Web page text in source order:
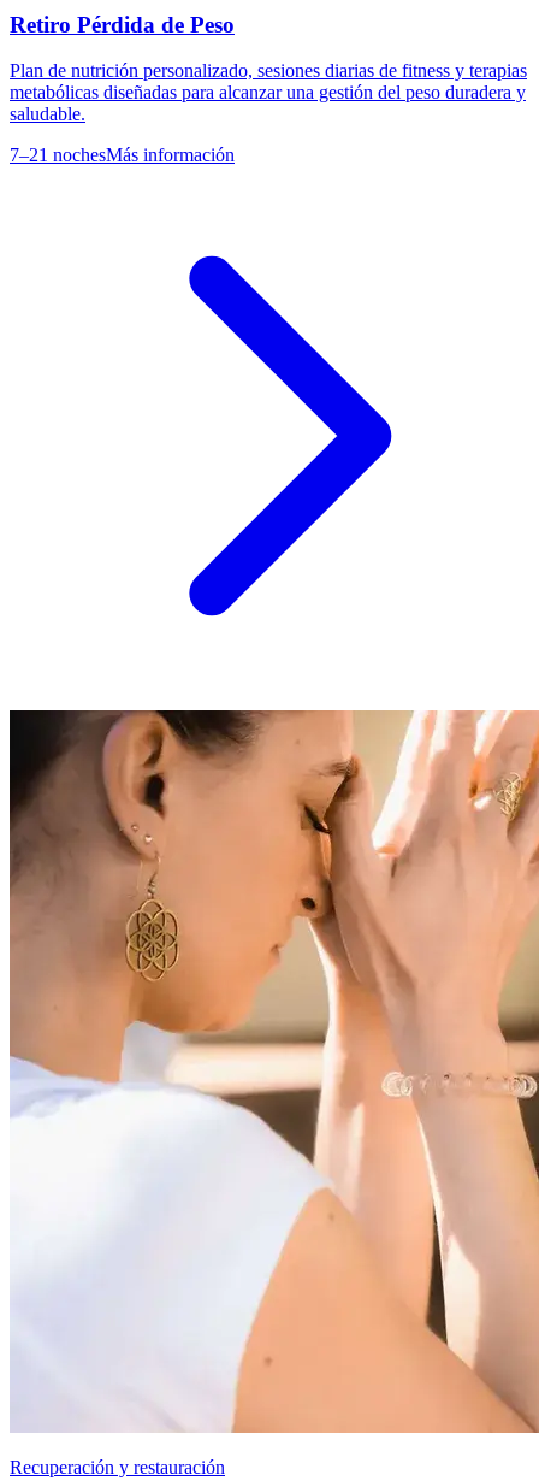
Retiro Pérdida de Peso
Plan de nutrición personalizado, sesiones diarias de fitness y terapias
metabólicas diseñadas para alcanzar una gestión del peso duradera y
saludable.
7–21 nochesMás información
Recuperación y restauración